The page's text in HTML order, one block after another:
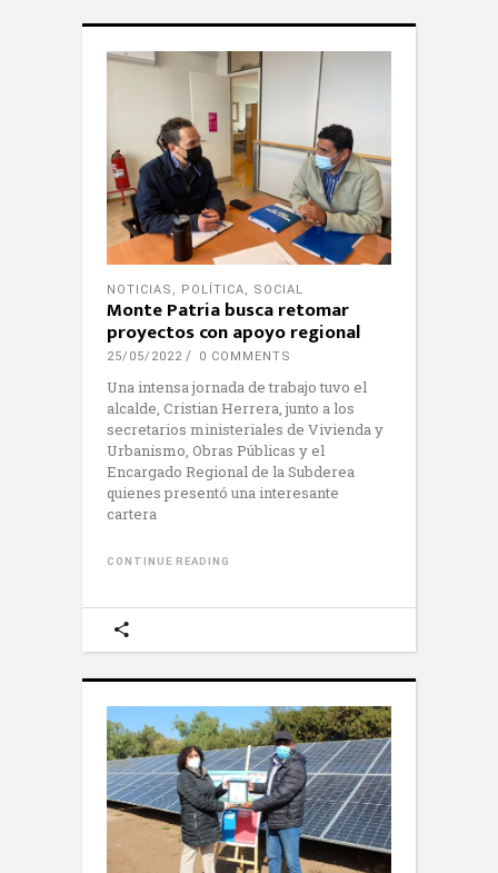
NOTICIAS , POLÍTICA, SOCIAL
Monte Patria busca retomar
proyectos con apoyo regional
25/05/2022 0 COMMENTS
Una intensa jornada de trabajo tuvo el
alcalde, Cristian Herrera, junto a los
secretarios ministeriales de Vivienda y
Urbanismo, Obras Públicas y el
Encargado Regional de la Subderea
quienes presentó una interesante
cartera
CONTINUE READING